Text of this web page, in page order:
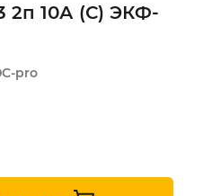
2п 10А (С) ЭКФ-
pro